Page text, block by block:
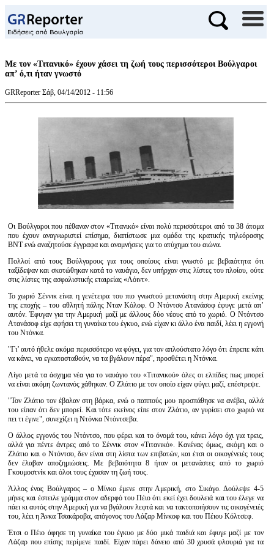
Με τον «Τιτανικό» έχουν χάσει τη ζωή τους περισσότεροι Βούλγαροι
απ’ ό,τι ήταν γνωστό
GRReporter Σάβ, 04/14/2012 - 11:56
Οι Βούλγαροι που πέθαναν στον «Τιτανικό» είναι πολύ περισσότεροι από τα 38 άτομα
που έχουν αναγνωριστεί επίσημα, διαπίστωσε μια ομάδα της κρατικής τηλεόρασης
ΒΝΤ ενώ αναζητούσε έγγραφα και αναμνήσεις για το ατύχημα του αιώνα.
Πολλοί από τους Βούλγαρους για τους οποίους είναι γνωστό με βεβαιότητα ότι
ταξίδεψαν και σκοτώθηκαν κατά το ναυάγιο, δεν υπήρχαν στις λίστες του πλοίου, ούτε
στις λίστες της ασφαλιστικής εταιρείας «Λόιντ».
Το χωριό Σέννικ είναι η γενέτειρα του πιο γνωστού μετανάστη στην Αμερική εκείνης
της εποχής – του αθλητή πάλης Νταν Κόλοφ. Ο Ντόντσο Ατανάσοφ έφυγε μετά απ’
αυτόν. Έφυγαν για την Αμερική μαζί με άλλους δύο νέους από το χωριό. Ο Ντόντσο
Ατανάσοφ είχε αφήσει τη γυναίκα του έγκυο, ενώ είχαν κι άλλο ένα παιδί, λέει η εγγονή
του Ντόνκα.
"Γι’ αυτό ήθελε ακόμα περισσότερο να φύγει, για τον απλούστατο λόγο ότι έπρεπε κάτι
να κάνει, να εγκατασταθούν, να τα βγάλουν πέρα", προσθέτει η Ντόνκα.
Λίγο μετά τα άσχημα νέα για το ναυάγιο του «Τιτανικού» όλες οι ελπίδες πως μπορεί
να είναι ακόμη ζωντανός χάθηκαν. Ο Ζλάτιο με τον οποίο είχαν φύγει μαζί, επέστρεψε.
"Τον Ζλάτιο τον έβαλαν στη βάρκα, ενώ ο παππούς μου προσπάθησε να ανέβει, αλλά
του είπαν ότι δεν μπορεί. Και τότε εκείνος είπε στον Ζλάτιο, αν γυρίσει στο χωριό να
πει τι έγινε", συνεχίζει η Ντόνκα Ντόντσεβα.
Ο άλλος εγγονός του Ντόντσο, που φέρει και το όνομά του, κάνει λόγο όχι για τρεις,
αλλά για πέντε άντρες από το Σέννικ στον «Τιτανικό». Κανένας όμως, ακόμη και ο
Ζλάτιο και ο Ντόντσο, δεν είναι στη λίστα των επιβατών, και έτσι οι οικογένειές τους
δεν έλαβαν αποζημιώσεις. Με βεβαιότητα 8 ήταν οι μετανάστες από το χωριό
Γκουμοστνίκ και όλοι τους έχασαν τη ζωή τους.
Άλλος ένας Βούλγαρος – ο Μίνκο έμενε στην Αμερική, στο Σικάγο. Δούλεψε 4-5
μήνες και έστειλε γράμμα στον αδερφό του Πέιο ότι εκεί έχει δουλειά και του έλεγε να
πάει κι αυτός στην Αμερική για να βγάλουν λεφτά και να τακτοποιήσουν τις οικογένειές
του, λέει η Άνκα Τσακάροβα, απόγονος του Λάζαρ Μίνκοφ και του Πέιου Κόλτσεφ.
Έτσι ο Πέιο άφησε τη γυναίκα του έγκυο με δύο μικά παιδιά και έφυγε μαζί με τον
Λάζαρ που επίσης περίμενε παιδί. Είχαν πάρει δάνειο από 30 χρυσά φλουριά για τα